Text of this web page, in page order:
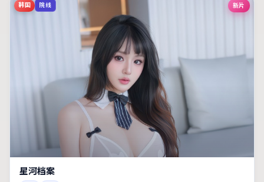
新片
韩国 院线
星河档案